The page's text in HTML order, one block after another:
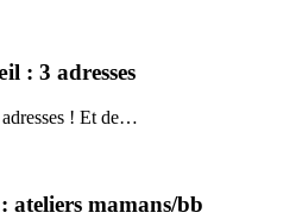
: 3 adresses
! Et de…
ateliers mamans/bb